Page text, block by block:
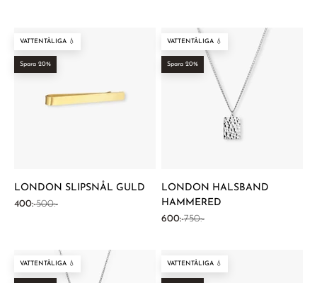
VATTENTÅLIGA 💧
Spara 20%
LONDON SLIPSNÅL GULD
REA-pris
400:-Pris
500:-
VATTENTÅLIGA 💧
Spara 20%
LONDON HALSBAND
HAMMERED
REA-pris
600:-Pris
750:-
VATTENTÅLIGA 💧 VATTENTÅLIGA 💧